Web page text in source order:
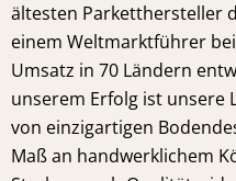
ältesten Parketthersteller
einem Weltmarktführer
Umsatz in 70 Ländern
unserem Erfolg ist unsere
von einzigartigen
Maß an handwerklichem